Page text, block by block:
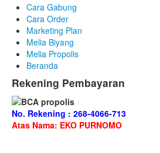
Cara Gabung
Cara Order
Marketing Plan
Melia Biyang
Melia Propolis
Beranda
Rekening Pembayaran
No. Rekening : 268-4066-713
Atas Nama: EKO PURNOMO